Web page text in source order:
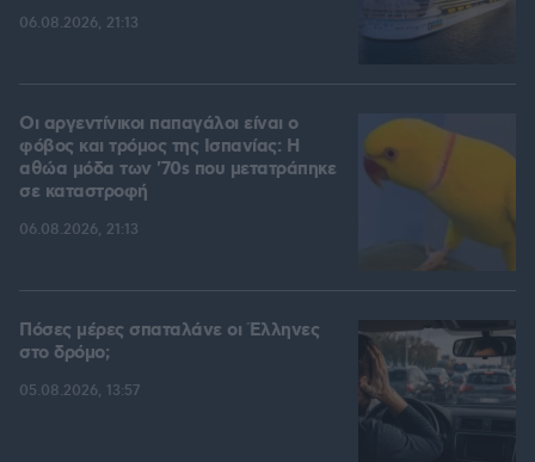
06.08.2026, 21:13
Οι αργεντίνικοι παπαγάλοι είναι ο
φόβος και τρόμος της Ισπανίας: Η
αθώα μόδα των '70s που μετατράπηκε
σε καταστροφή
06.08.2026, 21:13
Πόσες μέρες σπαταλάνε οι Έλληνες
στο δρόμο;
05.08.2026, 13:57